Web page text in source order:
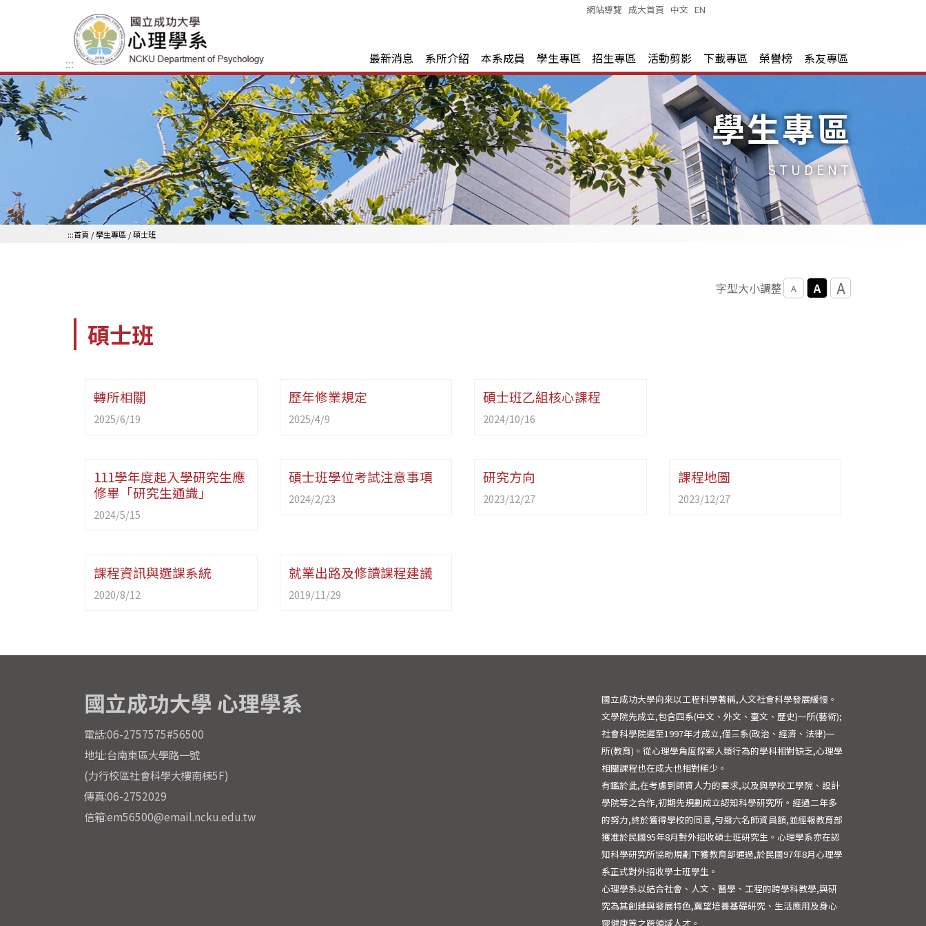
:::
網站導覽 成大首頁 中文 |EN
最新消息 系所介紹 本系成員 學生專區 招生專區 活動剪影 下載專區 榮譽榜 系友專區
學生專區
STUDENT
:::首頁 /學生專區 / 碩士班
字型大小調整 A A A
碩士班
轉所相關
2025/6/19
歷年修業規定
2025/4/9
碩士班乙組核心課程
2024/10/16
111學年度起入學研究生應
修畢「研究生通識」
2024/5/15
碩士班學位考試注意事項
2024/2/23
研究方向
2023/12/27
課程地圖
2023/12/27
課程資訊與選課系統
2020/8/12
就業出路及修讀課程建議
2019/11/29
國立成功大學 心理學系
電話:06-2757575#56500
地址:台南東區大學路一號
(力行校區社會科學大樓南棟5F)
傳真:06-2752029
信箱:em56500@email.ncku.edu.tw
國立成功大學向來以工程科學著稱,人文社會科學發展緩慢。
文學院先成立,包含四系(中文、外文、臺文、歷史)一所(藝術);
社會科學院遲至1997年才成立,僅三系(政治、經濟、法律)一
所(教育)。從心理學角度探索人類行為的學科相對缺乏,心理學
相關課程也在成大也相對稀少。
有鑑於此,在考慮到師資人力的要求,以及與學校工學院、設計
學院等之合作,初期先規劃成立認知科學研究所。經過二年多
的努力,終於獲得學校的同意,勻撥六名師資員額,並經報教育部
獲准於民國95年8月對外招收碩士班研究生。心理學系亦在認
知科學研究所協助規劃下獲教育部通過,於民國97年8月心理學
系正式對外招收學士班學生。
心理學系以結合社會、人文、醫學、工程的跨學科教學,與研
究為其創建與發展特色,冀望培養基礎研究、生活應用及身心
靈健康等之跨領域人才。